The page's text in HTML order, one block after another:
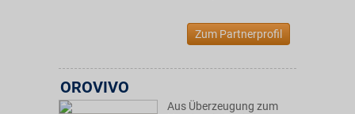
Zum Partnerprofil
OROVIVO
Aus Überzeugung zum